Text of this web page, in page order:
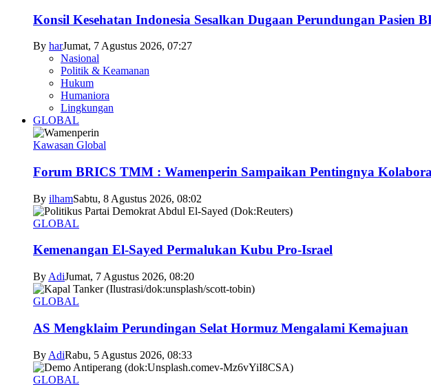
Konsil Kesehatan Indonesia Sesalkan Dugaan Perundungan Pasien
By harJumat, 7 Agustus 2026, 07:27
Nasional
Politik & Keamanan
Hukum
Humaniora
Lingkungan
GLOBAL
Kawasan Global
Forum BRICS TMM : Wamenperin Sampaikan Pentingnya
By ilhamSabtu, 8 Agustus 2026, 08:02
GLOBAL
Kemenangan El-Sayed Permalukan Kubu Pro-Israel
By AdiJumat, 7 Agustus 2026, 08:20
GLOBAL
AS Mengklaim Perundingan Selat Hormuz Mengalami Kemajuan
By AdiRabu, 5 Agustus 2026, 08:33
GLOBAL